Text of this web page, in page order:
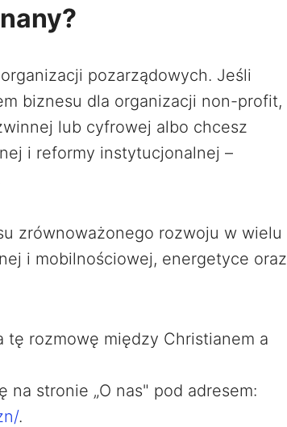
pozarządowych. Jeśli
biznesu dla organizacji non-profit,
lub cyfrowej albo chcesz
i reformy instytucjonalnej –
zrównoważonego rozwoju w wielu
i mobilnościowej, energetyce oraz
tę rozmowę między Christianem a
stronie „O nas" pod adresem:
.